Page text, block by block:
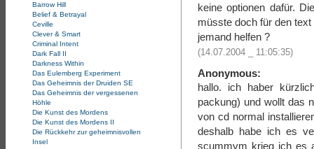
Barrow Hill
Belief & Betrayal
Ceville
Clever & Smart
Criminal Intent
Dark Fall II
Darkness Within
Das Eulemberg Experiment
Das Geheimnis der Druiden SE
Das Geheimnis der vergessenen
Höhle
Die Kunst des Mordens
Die Kunst des Mordens II
Die Rückkehr zur geheimnisvollen
Insel
keine optionen dafür.
müsste doch für den
jemand helfen ?
(14.07.2004 _ 11:05:35)
Anonymous:
hallo. ich haber
packung) und wollt das
von cd normal
deshalb habe ich es
scummvm krieg ich es